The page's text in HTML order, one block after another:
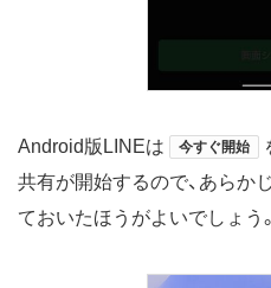
Android版LINEは 今すぐ開始
共有が開始するので、あらか
ておいたほうがよいでしょう。